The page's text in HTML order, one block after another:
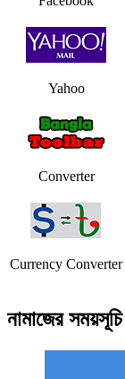
Yahoo
Converter
Currency Converter
নামাজের সময়সূচি